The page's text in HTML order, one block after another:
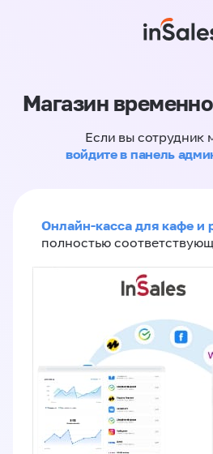
Магазин
Если вы сотрудник
войдите в панель
Онлайн-касса для кафе и
полностью